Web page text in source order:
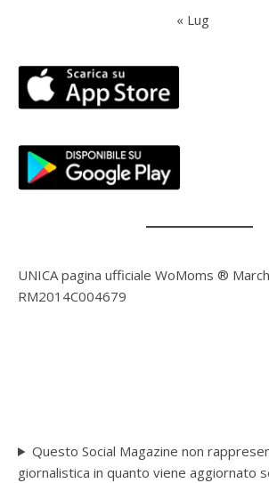
« Lug
UNICA pagina ufficiale WoMoms ®
RM2014C004679
Questo Social Magazine non
giornalistica in quanto viene aggiornato